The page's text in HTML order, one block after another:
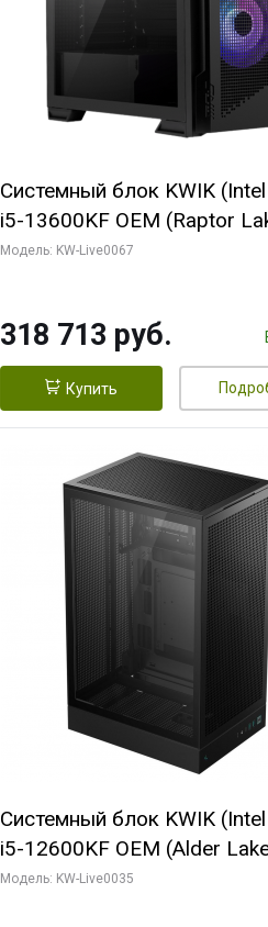
Системный блок KWIK
i5-13600KF OEM (Raptor
7, C14 8EC/6PC/ 64 ГБ ОЗУ/
SSD)
Модель: KW-Live0067
318 713 руб.
Купить
Системный блок KWIK
i5-12600KF OEM (Alder
7, C10 4EC/6PC// 64 ГБ
Модель: KW-Live0035